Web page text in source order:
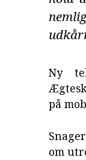
Ny
på
om